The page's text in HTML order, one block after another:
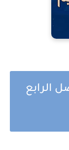
الرابع